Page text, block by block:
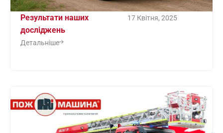
Результати наших
досліджень
17 Квітня, 2025
Детальніше